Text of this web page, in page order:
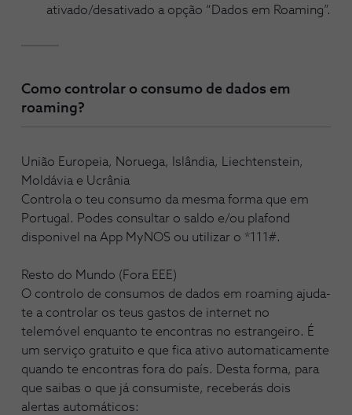
ativado/desativado a opção “Dados em Roaming”.
Como controlar o consumo de dados em
roaming?
União Europeia, Noruega, Islândia, Liechtenstein,
Moldávia e Ucrânia
Controla o teu consumo da mesma forma que em
Portugal. Podes consultar o saldo e/ou plafond
disponivel na App MyNOS ou utilizar o *111#.
Resto do Mundo (Fora EEE)
O controlo de consumos de dados em roaming ajuda-
te a controlar os teus gastos de internet no
telemóvel enquanto te encontras no estrangeiro. É
um serviço gratuito e que fica ativo automaticamente
quando te encontras fora do país. Desta forma, para
que saibas o que já consumiste, receberás dois
alertas automáticos: